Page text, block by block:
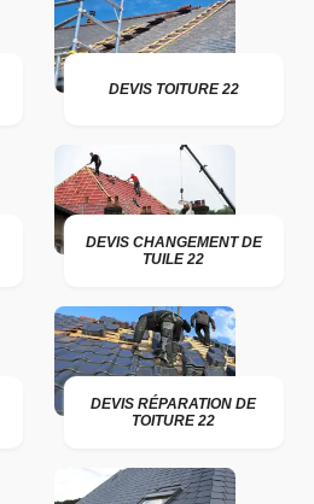
DEVIS TOITURE 22
DEVIS CHANGEMENT DE
TUILE 22
DEVIS RÉPARATION DE
TOITURE 22